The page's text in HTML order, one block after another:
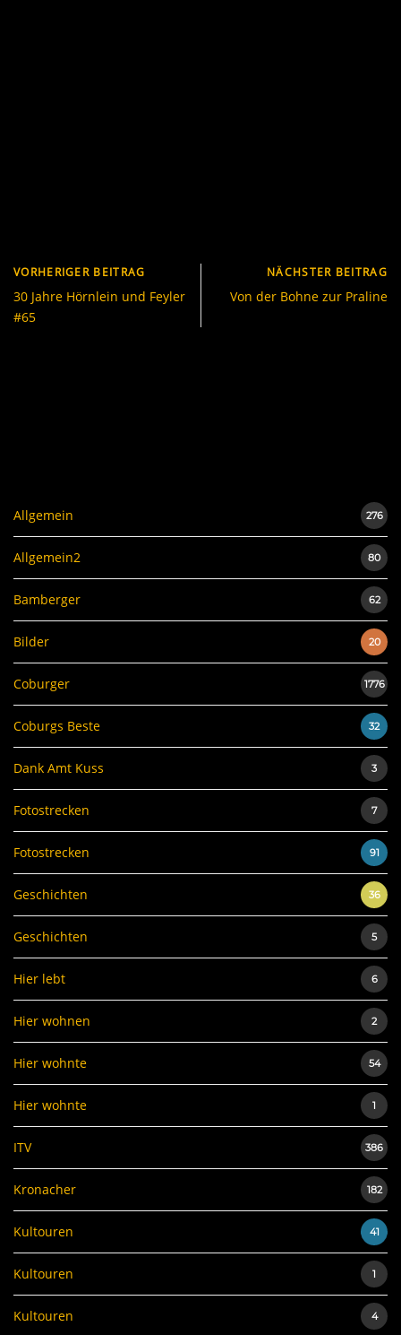
VORHERIGER BEITRAG
30 Jahre Hörnlein und Feyler
#65
NÄCHSTER BEITRAG
Von der Bohne zur Praline
Allgemein 276
Allgemein2 80
Bamberger 62
Bilder 20
Coburger 1776
Coburgs Beste 32
Dank Amt Kuss 3
Fotostrecken 7
Fotostrecken 91
Geschichten 36
Geschichten 5
Hier lebt 6
Hier wohnen 2
Hier wohnte 54
Hier wohnte 1
ITV 386
Kronacher 182
Kultouren 41
Kultouren 1
Kultouren 4